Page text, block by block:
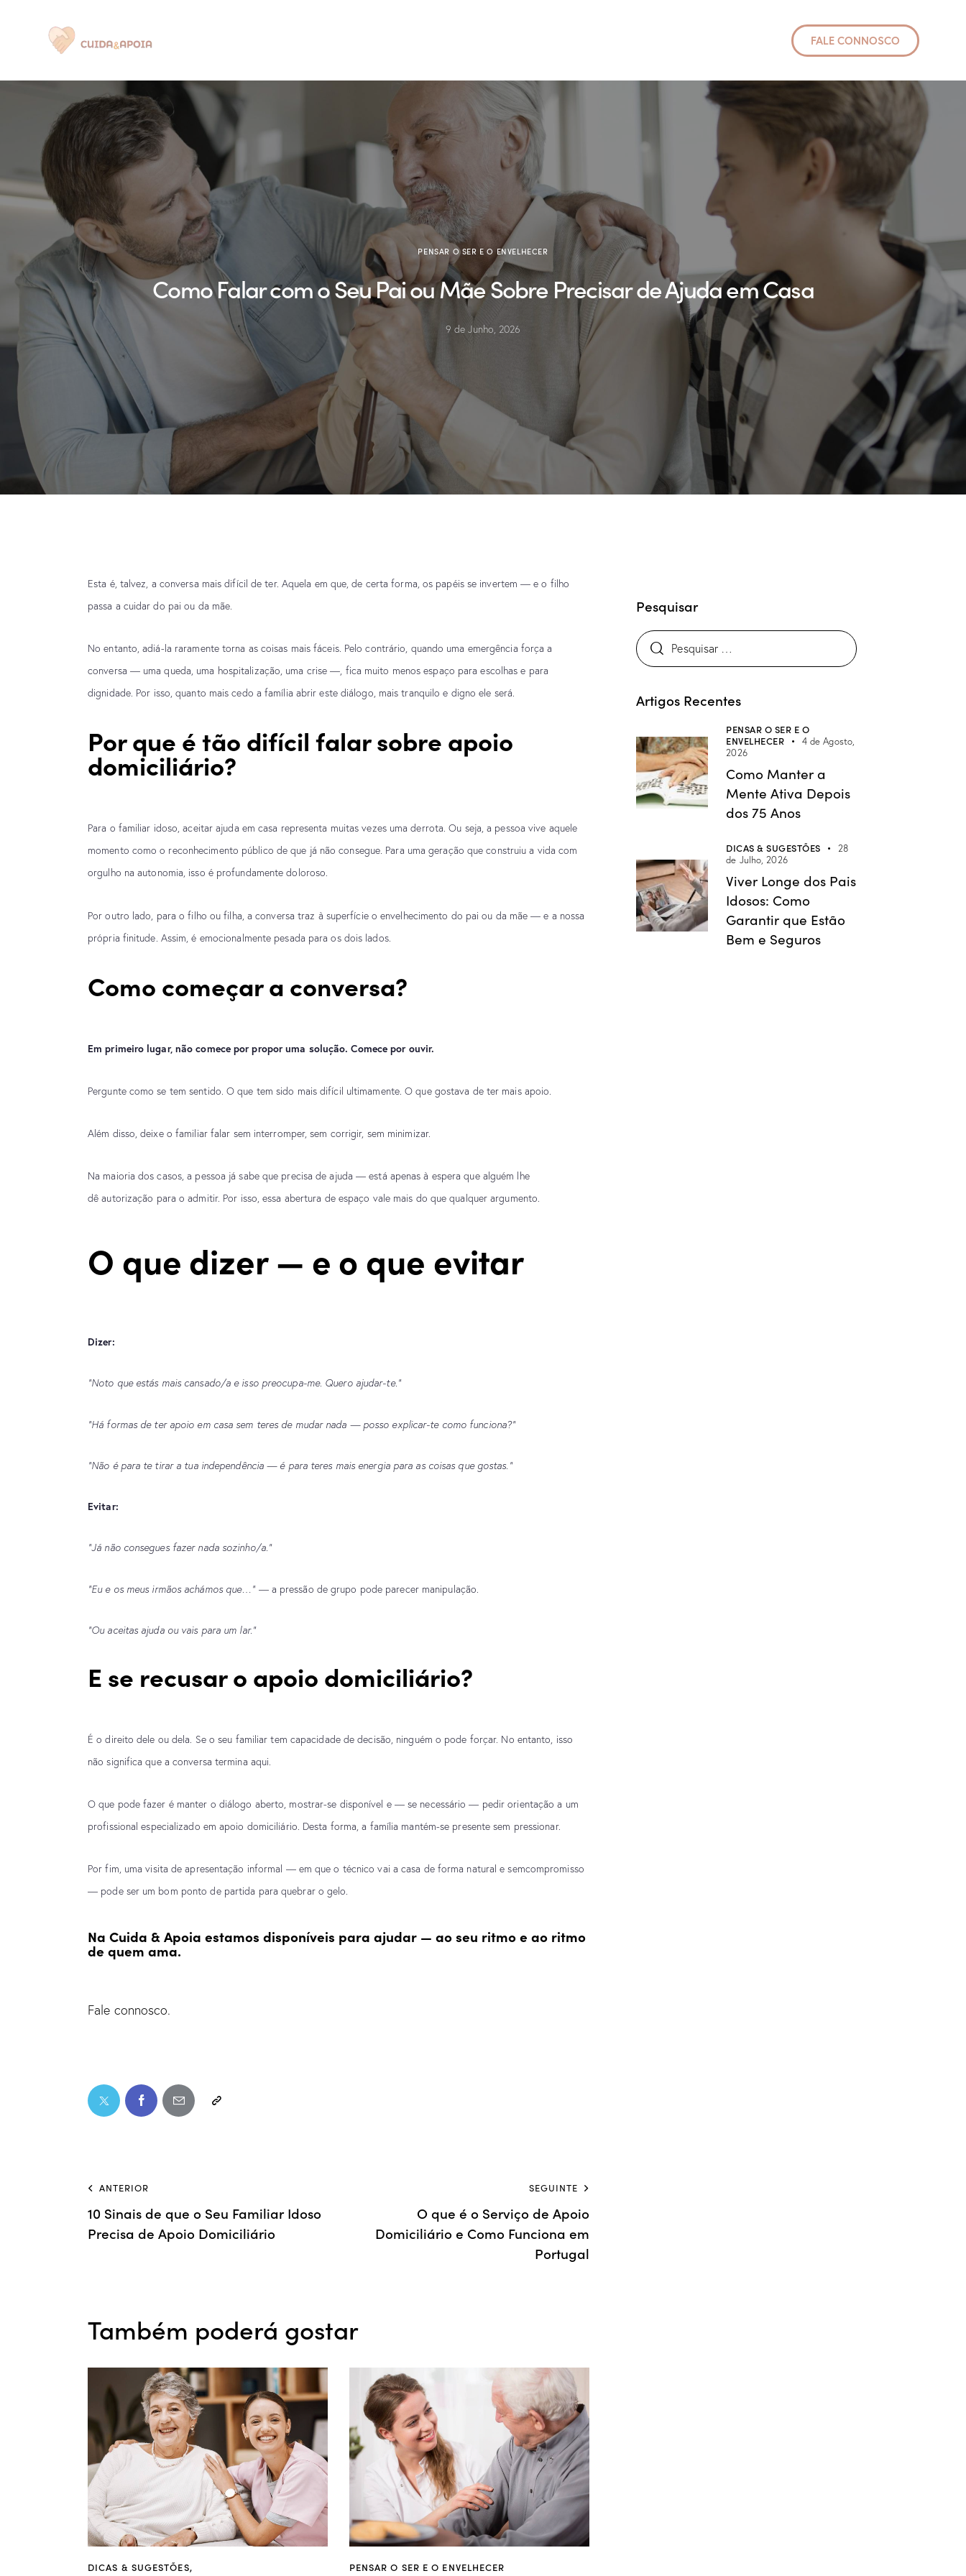
FALE CONNOSCO
PENSAR O SER E O ENVELHECER
Como Falar com o Seu Pai ou Mãe Sobre Precisar de Ajuda em Casa
9 de Junho, 2026
Esta é, talvez, a conversa mais difícil de ter. Aquela em que, de certa forma, os papéis se invertem — e o filho
passa a cuidar do pai ou da mãe.
No entanto, adiá-la raramente torna as coisas mais fáceis. Pelo contrário, quando uma emergência forçaa
conversa — uma queda, uma hospitalização, uma crise —, fica muito menos espaço para escolhas e para
dignidade. Por isso, quanto mais cedo a família abrir este diálogo, mais tranquilo e digno ele será.
Por que é tão difícil falar sobre apoio
domiciliário?
Para o familiar idoso, aceitar ajuda em casa representa muitas vezes uma derrota. Ou seja, a pessoa vive aquele
momento como o reconhecimento público de que já não consegue. Para uma geração queconstruiu a vida com
orgulho na autonomia, isso é profundamente doloroso.
Por outro lado, para o filho ou filha, a conversa traz à superfície o envelhecimento do pai ou da mãe — e a nossa
própria finitude. Assim, é emocionalmente pesada para os dois lados.
Como começar a conversa?
Em primeiro lugar, não comece por propor uma solução. Comece por ouvir.
Pergunte como se tem sentido. O que tem sido mais difícil ultimamente. O que gostava de ter mais apoio.
Além disso, deixe o familiar falar sem interromper, sem corrigir, sem minimizar.
Na maioria dos casos, a pessoa já sabe que precisa de ajuda — está apenas à espera que alguém lhe
dêautorização para o admitir. Por isso, essa abertura de espaço vale mais do que qualquer argumento.
O que dizer — e o que evitar
Dizer:
“Noto que estás mais cansado/a e isso preocupa-me. Quero ajudar-te.”
“Há formas de ter apoio em casa sem teres de mudar nada — posso explicar-te como funciona?”
“Não é para te tirar a tua independência — é para teres mais energia para as coisas que gostas.”
Evitar:
“Já não consegues fazer nada sozinho/a.”
“Eu e os meus irmãos achámos que…”— a pressão de grupo pode parecer manipulação.
“Ou aceitas ajuda ou vais para um lar.”
E se recusar o apoio domiciliário?
É o direito dele ou dela. Se o seu familiar tem capacidade de decisão, ninguém o pode forçar. No entanto, isso
não significa que a conversa termina aqui.
O que pode fazer é manter o diálogo aberto, mostrar-se disponível e — se necessário — pedir orientaçãoa um
profissional especializado em apoio domiciliário. Desta forma, a família mantém-se presente sem pressionar.
Por fim, uma visita de apresentação informal — em que o técnico vai a casa de forma natural e semcompromisso
— pode ser um bom ponto de partida para quebrar o gelo.
Na Cuida & Apoia estamos disponíveis para ajudar — ao seu ritmo e ao ritmo
de quem ama.
Fale connosco.
ANTERIOR
10 Sinais de que o Seu Familiar Idoso
Precisa de Apoio Domiciliário
SEGUINTE
O que é o Serviço de Apoio
Domiciliário e Como Funciona em
Portugal
Também poderá gostar
DICAS & SUGESTÕES,
PENSAR O SER E O ENVELHECER
Pesquisar
Artigos Recentes
PENSAR O SER E O
ENVELHECER
4 de Agosto,
2026
Como Manter a
Mente Ativa Depois
dos 75 Anos
DICAS & SUGESTÕES
28
de Julho, 2026
Viver Longe dos Pais
Idosos: Como
Garantir que Estão
Bem e Seguros